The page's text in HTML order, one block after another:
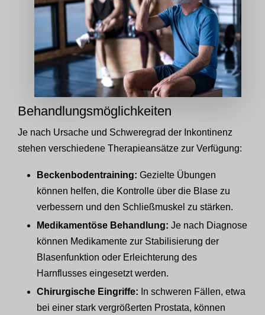
Behandlungsmöglichkeiten
Je nach Ursache und Schweregrad der Inkontinenz
stehen verschiedene Therapieansätze zur Verfügung:
Beckenbodentraining: Gezielte Übungen
können helfen, die Kontrolle über die Blase zu
verbessern und den Schließmuskel zu stärken.
Medikamentöse Behandlung: Je nach Diagnose
können Medikamente zur Stabilisierung der
Blasenfunktion oder Erleichterung des
Harnflusses eingesetzt werden.
Chirurgische Eingriffe: In schweren Fällen, etwa
bei einer stark vergrößerten Prostata, können